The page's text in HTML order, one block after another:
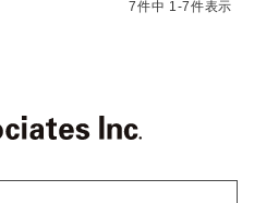
7件中 1-7件表示